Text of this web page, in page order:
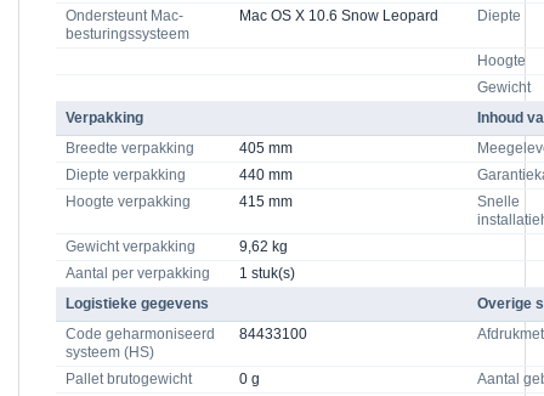
Ondersteunt Mac-
besturingssysteem
Mac OS X 10.6 Snow Leopard Diepte
Hoogte
Gewicht
Verpakking
Inhoud
Breedte verpakking
405 mm
Diepte verpakking
440 mm
Hoogte verpakking
415 mm
Snelle
Gewicht verpakking
9,62 kg
Aantal per verpakking
1 stuk(s)
Logistieke gegevens
Overige
Code geharmoniseerd
systeem (HS)
84433100
Pallet brutogewicht 0 g
Aantal